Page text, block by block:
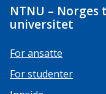
NTNU –
universitet
For ansatte
For studenter